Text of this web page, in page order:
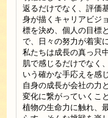
返るだけでなく、評価
⾝が描くキャリアビジ
標を決め、個⼈の⽬標
で、⽇々の努⼒が着実
私たちは成⻑の真っ只
肌で感じるだけでなく
いう確かな⼿応えを感
⾃⾝の成⻑が会社の⼒
変化に繋がっていくこ
植物の⽣命⼒に触れ、